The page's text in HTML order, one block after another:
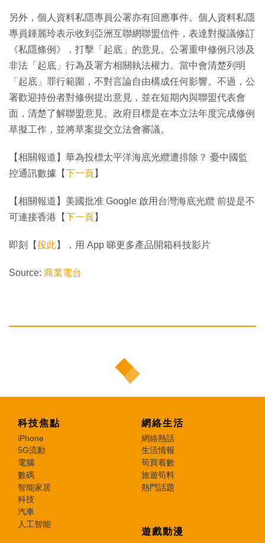
另外，個人資料私隱專員公署亦有回應事件。個人資料私隱
專員鍾麗玲表示收到亞洲互聯網聯盟信件，表達對擬議修訂
《私隱條例》，打擊「起底」的意見。公署重申修例只涉及
非法「起底」行為及署方相關執法權力。當中會清楚列明
「起底」罪行範圍，不對言論自由構成任何影響。不過，公
署歡迎持份者對修例提出意見，並在短期內與聯盟代表會
面，清楚了解聯盟意見。政府目標是在本立法年度完成修例
草擬工作，並將草案提交立法會審議。
【相關報道】華為投標太平洋海底光纜遭排除？ 憂中國監
控通訊數據【下一頁】
【相關報道】美國批准 Google 啟用台灣海底光纜 前提是不
可連接香港【下一頁】
即刻【按此】，用 App 睇更多產品開箱科技影片
Source: 商業電台
科技焦點
iPhone
5G流動
電腦
數碼
智能家居
科技
汽車
人工智能
網絡生活
網絡熱話
生活情報
筍買着數
旅遊筍料
熱門話題
遊戲動漫